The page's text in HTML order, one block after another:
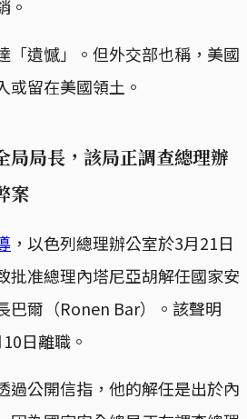
。
「遺憾」。但外交部也稱，美國
或留在美國領土。
局局長，該局正調查總理辦
案
，以色列總理辦公室於3月21日
批准總理內塔尼亞胡解任國家安
巴爾（Ronen Bar）。該聲明
日離職。
過公開信指，他的解任是出於內